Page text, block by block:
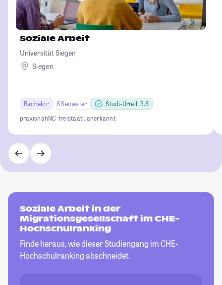
Soziale Arbeit
Universität Siegen
Siegen
Bachelor 6 Semester
Studi-Urteil: 3.6
praxisnahNC-freistaatl. anerkannt
Soziale Arbeit in der
Migrationsgesellschaft im CHE-
Hochschulranking
Finde heraus, wie dieser Studiengang im CHE-
Hochschulranking abschneidet.